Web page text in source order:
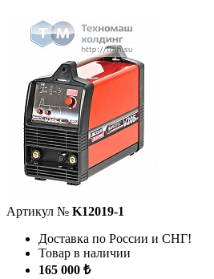
Артикул № K12019-1
Доставка по России и СНГ!
Товар в наличии
165 000 ₺